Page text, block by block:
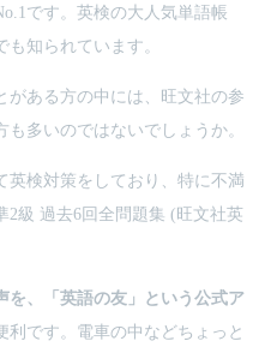
です。英検の大人気単語帳
も知られています。
がある方の中には、旺文社の参
多いのではないでしょうか。
英検対策をしており、特に不満
2級 過去6回全問題集 (旺文社英
を、「英語の友」という公式ア
利です。電車の中などちょっと